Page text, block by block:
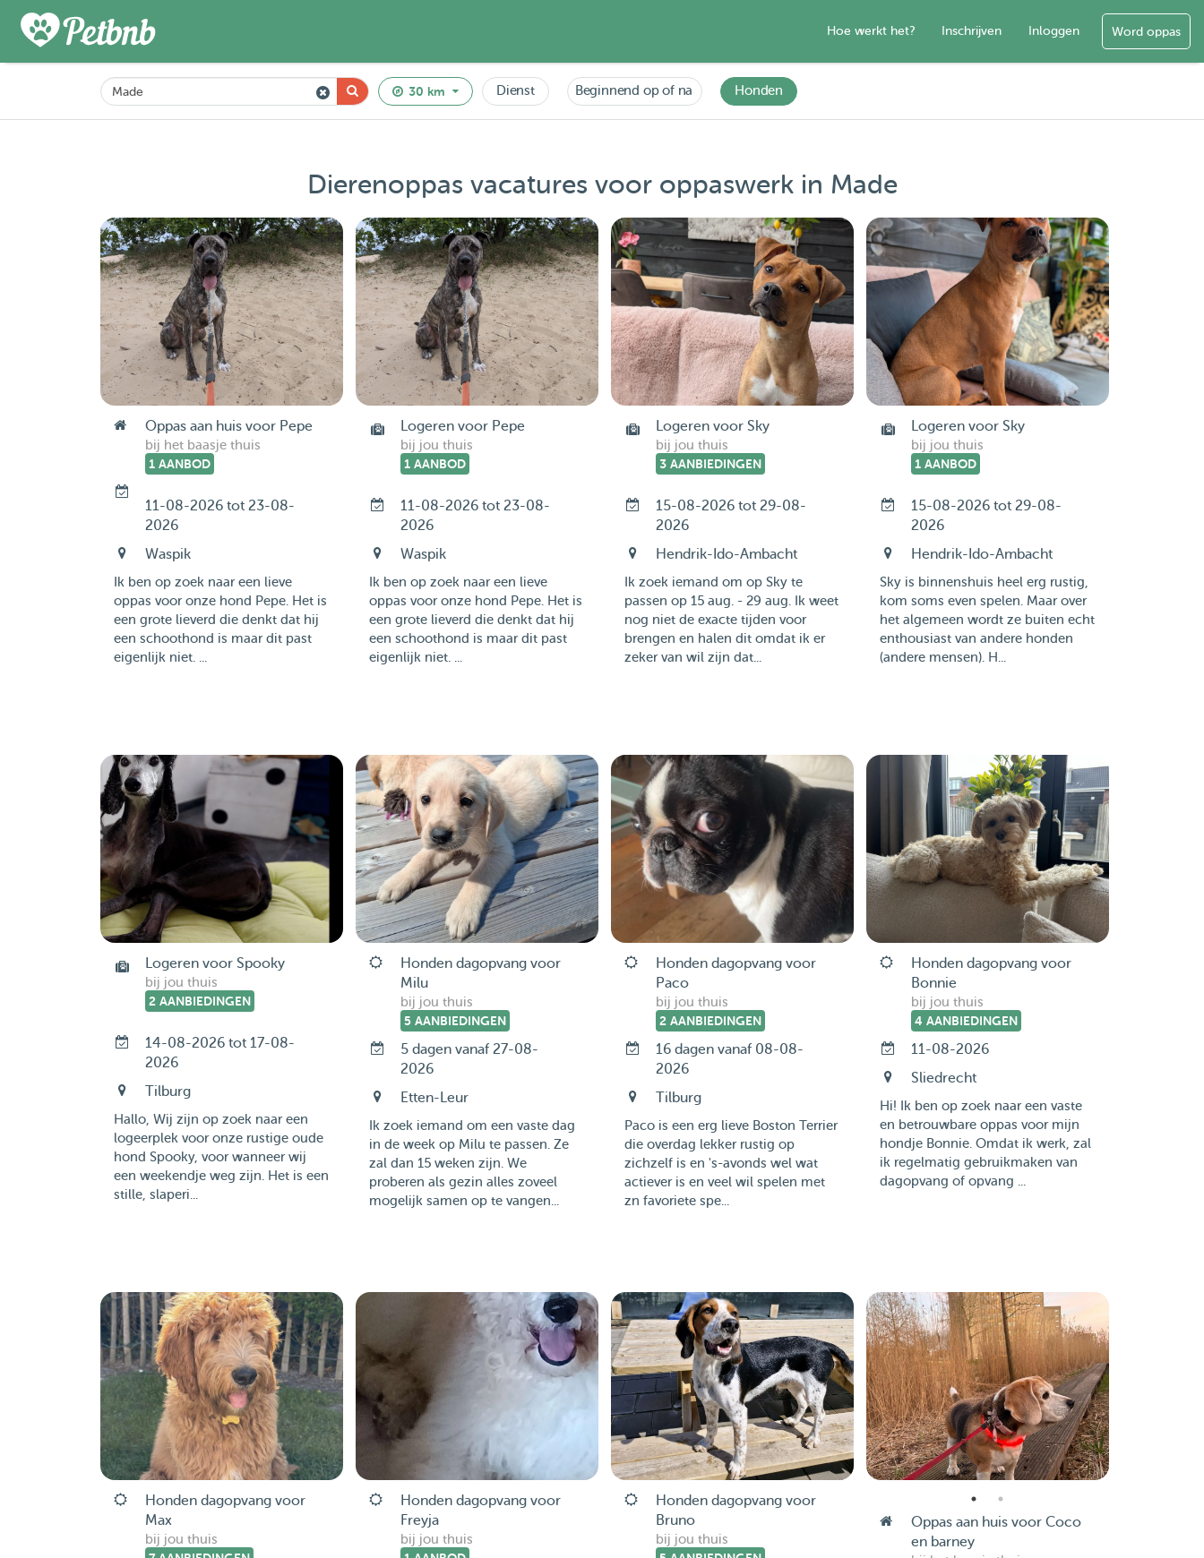
Hoe werkt het? Inschrijven Inloggen Word oppas
30 km Dienst Beginnend op of na Honden
Dierenoppas vacatures voor oppaswerk in Made
Oppas aan huis voor Pepe
bij het baasje thuis
1 AANBOD
11-08-2026 tot 23-08-
2026
Waspik
Ik ben op zoek naar een lieve
oppas voor onze hond Pepe. Het is
een grote lieverd die denkt dat hij
een schoothond is maar dit past
eigenlijk niet. ...
Logeren voor Pepe
bij jou thuis
1 AANBOD
11-08-2026 tot 23-08-
2026
Waspik
Ik ben op zoek naar een lieve
oppas voor onze hond Pepe. Het is
een grote lieverd die denkt dat hij
een schoothond is maar dit past
eigenlijk niet. ...
Logeren voor Sky
bij jou thuis
3 AANBIEDINGEN
15-08-2026 tot 29-08-
2026
Hendrik-Ido-Ambacht
Ik zoek iemand om op Sky te
passen op 15 aug. - 29 aug. Ik weet
nog niet de exacte tijden voor
brengen en halen dit omdat ik er
zeker van wil zijn dat...
Logeren voor Sky
bij jou thuis
1 AANBOD
15-08-2026 tot 29-08-
2026
Hendrik-Ido-Ambacht
Sky is binnenshuis heel erg rustig,
kom soms even spelen. Maar over
het algemeen wordt ze buiten echt
enthousiast van andere honden
(andere mensen). H...
Logeren voor Spooky
bij jou thuis
2 AANBIEDINGEN
14-08-2026 tot 17-08-
2026
Tilburg
Hallo, Wij zijn op zoek naar een
logeerplek voor onze rustige oude
hond Spooky, voor wanneer wij
een weekendje weg zijn. Het is een
stille, slaperi...
Honden dagopvang voor
Milu
bij jou thuis
5 AANBIEDINGEN
5 dagen vanaf 27-08-
2026
Etten-Leur
Ik zoek iemand om een vaste dag
in de week op Milu te passen. Ze
zal dan 15 weken zijn. We
proberen als gezin alles zoveel
mogelijk samen op te vangen...
Honden dagopvang voor
Paco
bij jou thuis
2 AANBIEDINGEN
16 dagen vanaf 08-08-
2026
Tilburg
Paco is een erg lieve Boston Terrier
die overdag lekker rustig op
zichzelf is en 's-avonds wel wat
actiever is en veel wil spelen met
zn favoriete spe...
Honden dagopvang voor
Bonnie
bij jou thuis
4 AANBIEDINGEN
11-08-2026
Sliedrecht
Hi! Ik ben op zoek naar een vaste
en betrouwbare oppas voor mijn
hondje Bonnie. Omdat ik werk, zal
ik regelmatig gebruikmaken van
dagopvang of opvang ...
Honden dagopvang voor
Max
bij jou thuis
Honden dagopvang voor
Freyja
bij jou thuis
Honden dagopvang voor
Bruno
bij jou thuis
Oppas aan huis voor Coco
en barney